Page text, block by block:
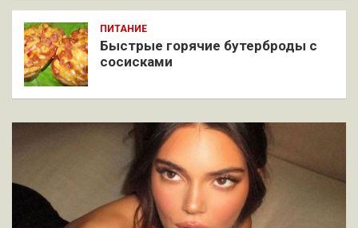
ПИТАНИЕ
Быстрые горячие бутерброды с
сосисками